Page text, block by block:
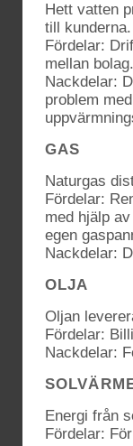
Hett vatten
till kunderna.
Fördelar:
mellan bolag.
Nackdelar:
problem
GAS
Naturgas
Fördelar:
med hjälp
egen
Nackdelar:
OLJA
Oljan
Fördelar:
Nackdelar:
Energi från
Fördelar: